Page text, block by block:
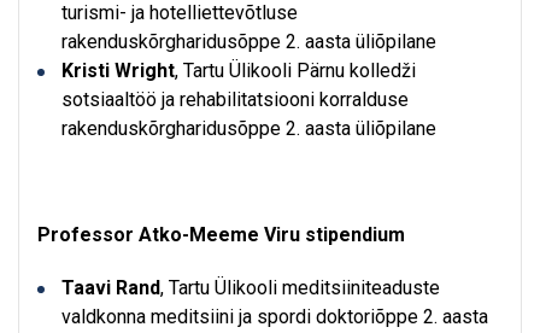
turismi- ja hotelliettevõtluse
rakenduskõrgharidusõppe 2. aasta üliõpilane
Kristi Wright, Tartu Ülikooli Pärnu kolledži
sotsiaaltöö ja rehabilitatsiooni korralduse
rakenduskõrgharidusõppe 2. aasta üliõpilane
Professor Atko-Meeme Viru stipendium
Taavi Rand, Tartu Ülikooli meditsiiniteaduste
valdkonna meditsiini ja spordi doktoriõppe 2. aasta